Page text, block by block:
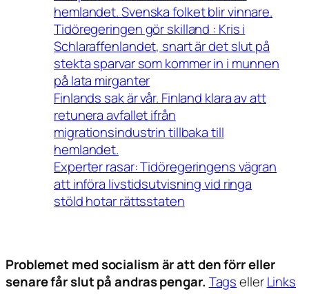
hemlandet. Svenska folket blir vinnare.
Tidöregeringen gör skilland : Kris i
Schlaraffenlandet, snart är det slut på
stekta sparvar som kommer in i munnen
på lata mirganter
Finlands sak är vår. Finland klara av att
retunera avfallet ifrån
migrationsindustrin tillbaka till
hemlandet.
Experter rasar: Tidöregeringens vägran
att införa livstidsutvisning vid ringa
stöld hotar rättsstaten
Problemet med socialism är att den förr eller
senare får slut på andras pengar. TagsellerLinks